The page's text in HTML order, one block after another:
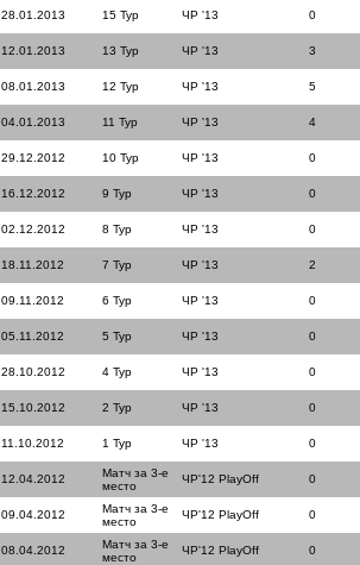
28.01.2013 15 Тур ЧР '13 0
12.01.2013 13 Тур ЧР '13 3
08.01.2013 12 Тур ЧР '13 5
04.01.2013 11 Тур ЧР '13 4
29.12.2012 10 Тур ЧР '13 0
16.12.2012 9 Тур ЧР '13 0
02.12.2012 8 Тур ЧР '13 0
18.11.2012 7 Тур ЧР '13 2
09.11.2012 6 Тур ЧР '13 0
05.11.2012 5 Тур ЧР '13 0
28.10.2012 4 Тур ЧР '13 0
15.10.2012 2 Тур ЧР '13 0
11.10.2012 1 Тур ЧР '13 0
12.04.2012
Матч за 3-е
место
ЧР'12 PlayOff 0
09.04.2012
Матч за 3-е
место
ЧР'12 PlayOff 0
08.04.2012
Матч за 3-е
место
ЧР'12 PlayOff 0